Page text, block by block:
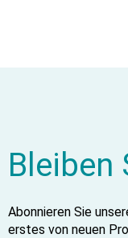
Bleiben
Abonnieren Sie
erstes von neuen